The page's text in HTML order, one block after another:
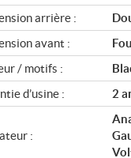
arrière :
avant :
/ motifs :
d’usine :
2
: